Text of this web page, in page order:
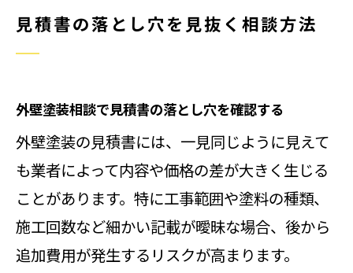
見積書の落とし穴を見抜く相談方法
外壁塗装相談で見積書の落とし穴を確認する
外壁塗装の見積書には、一見同じように見えて
も業者によって内容や価格の差が大きく生じる
ことがあります。特に工事範囲や塗料の種類、
施工回数など細かい記載が曖昧な場合、後から
追加費用が発生するリスクが高まります。